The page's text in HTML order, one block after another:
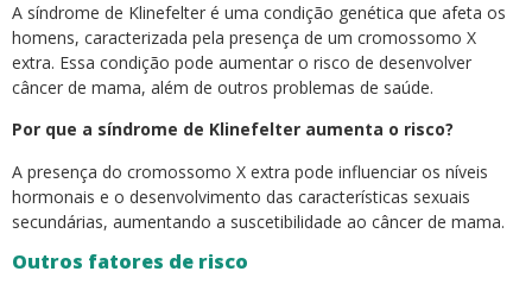
A síndrome de Klinefelter é uma condição genética que afeta os
homens, caracterizada pela presença de um cromossomo X
extra. Essa condição pode aumentar o risco de desenvolver
câncer de mama, além de outros problemas de saúde.
Por que a síndrome de Klinefelter aumenta o risco?
A presença do cromossomo X extra pode influenciar os níveis
hormonais e o desenvolvimento das características sexuais
secundárias, aumentando a suscetibilidade ao câncer de mama.
Outros fatores de risco